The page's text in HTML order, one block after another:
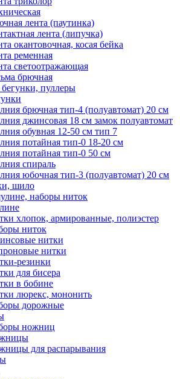
лента (паутинка)
лента (липучка)
окантовочная, косая бейка
ременная
светоотражающая
брючная
пуллеры
брючная тип-4 (полуавтомат) 20 см
джинсовая 18 см замок полуавтомат
обувная 12-50 см тип 7
потайная тип-0 18-20 см
потайная тип-0 50 см
спираль
юбочная тип-3 (полуавтомат) 20 см
шило
наборы ниток
хлопок, армированные, полиэстер
ниток
нитки
нитки
резинки
для бисера
в бобине
люрекс, мононить
дорожные
ножниц
для распарывания